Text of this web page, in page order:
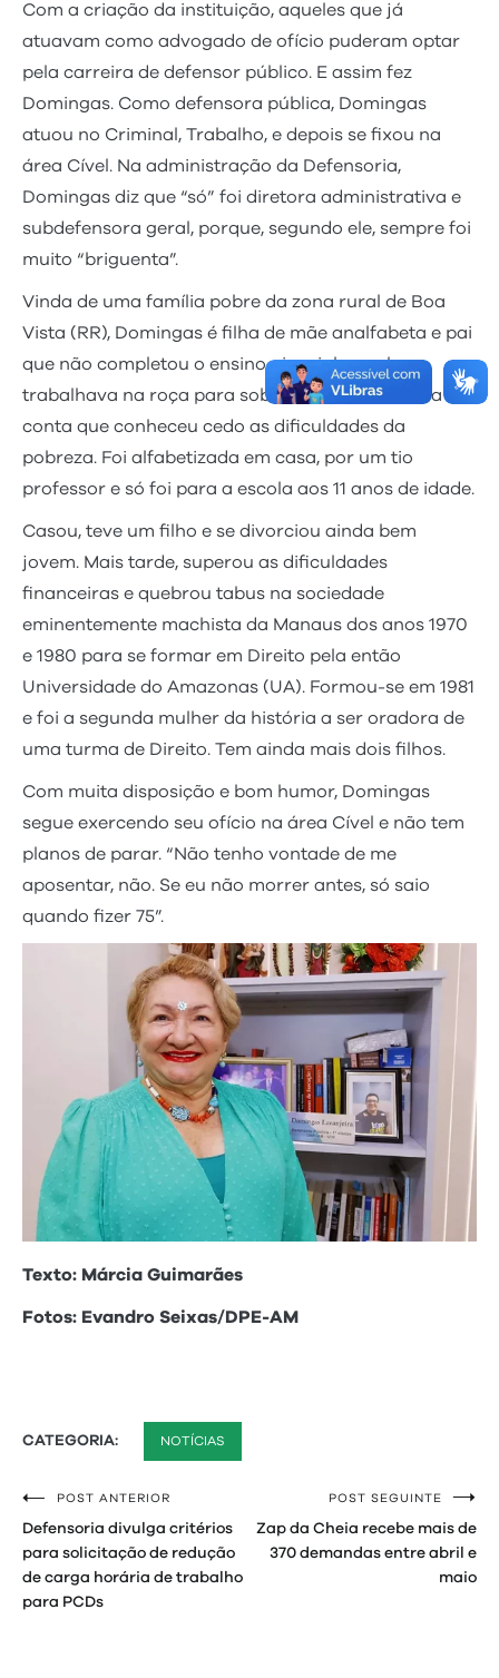
Com a criação da instituição, aqueles que já
atuavam como advogado de ofício puderam optar
pela carreira de defensor público. E assim fez
Domingas. Como defensora pública, Domingas
atuou no Criminal, Trabalho, e depois se fixou na
área Cível. Na administração da Defensoria,
Domingas diz que “só” foi diretora administrativa e
subdefensora geral, porque, segundo ele, sempre foi
muito “briguenta”.
Vinda de uma família pobre da zona rural de Boa
Vista (RR), Domingas é filha de mãe analfabeta e pai
que não completou o ensino ginasial, casal que
trabalhava na roça para sobreviver. A defensora
conta que conheceu cedo as dificuldades da
pobreza. Foi alfabetizada em casa, por um tio
professor e só foi para a escola aos 11 anos de idade.
Casou, teve um filho e se divorciou ainda bem
jovem. Mais tarde, superou as dificuldades
financeiras e quebrou tabus na sociedade
eminentemente machista da Manaus dos anos 1970
e 1980 para se formar em Direito pela então
Universidade do Amazonas (UA). Formou-se em 1981
e foi a segunda mulher da história a ser oradora de
uma turma de Direito. Tem ainda mais dois filhos.
Com muita disposição e bom humor, Domingas
segue exercendo seu ofício na área Cível e não tem
planos de parar. “Não tenho vontade de me
aposentar, não. Se eu não morrer antes, só saio
quando fizer 75”.
Texto: Márcia Guimarães
Fotos: Evandro Seixas/DPE-AM
CATEGORIA: NOTÍCIAS
Navegação
de
Post
POST ANTERIOR
Defensoria divulga critérios
para solicitação de redução
de carga horária de trabalho
para PCDs
POST SEGUINTE
Zap da Cheia recebe mais de
370 demandas entre abril e
maio